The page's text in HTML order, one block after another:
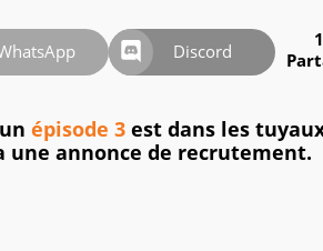
Discord
1
épisode 3 est dans les
une annonce de recrutement.